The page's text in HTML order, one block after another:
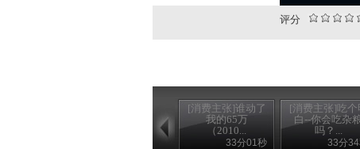
评分
[消费主张]谁动了
我的65万
（2010...
33分01秒
[消费主张]吃个
白--你会吃杂
吗？...
33分